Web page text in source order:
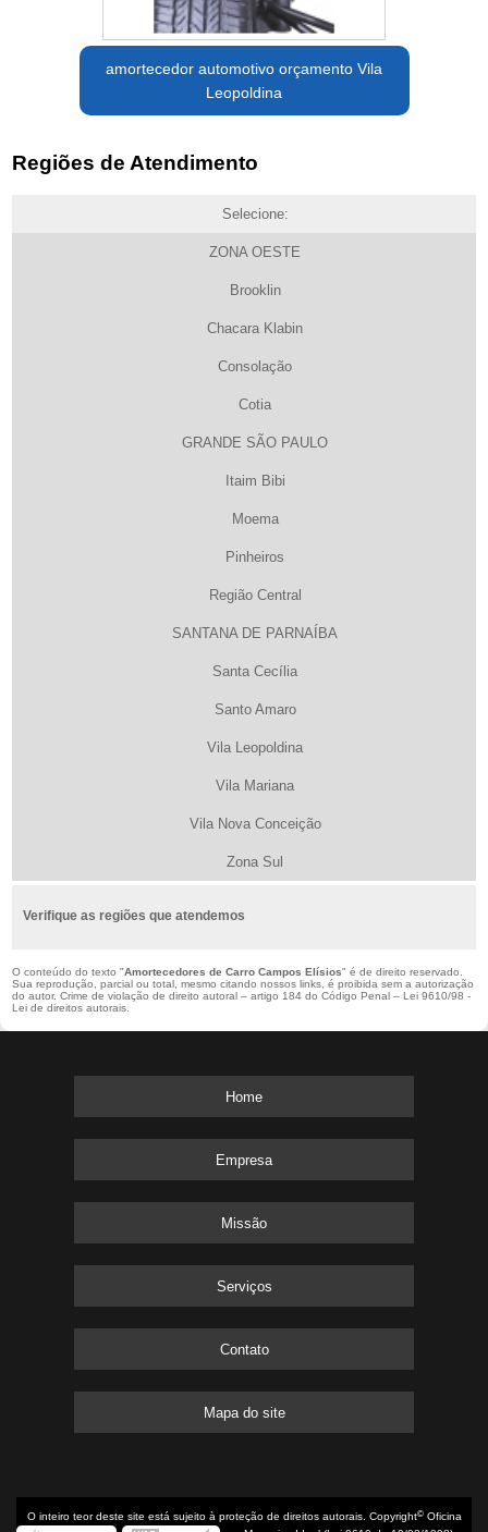
amortecedor automotivo orçamento Vila
Leopoldina
Regiões de Atendimento
Selecione:
ZONA OESTE
Brooklin
Chacara Klabin
Consolação
Cotia
GRANDE SÃO PAULO
Itaim Bibi
Moema
Pinheiros
Região Central
SANTANA DE PARNAÍBA
Santa Cecília
Santo Amaro
Vila Leopoldina
Vila Mariana
Vila Nova Conceição
Zona Sul
Verifique as regiões que atendemos
O conteúdo do texto "Amortecedores de Carro Campos Elísios" é de direito reservado.
Sua reprodução, parcial ou total, mesmo citando nossos links, é proibida sem a autorização
do autor. Crime de violação de direito autoral – artigo 184 do Código Penal – Lei 9610/98 -
Lei de direitos autorais.
Home
Empresa
Missão
Serviços
Contato
Mapa do site
O inteiro teor deste site está sujeito à proteção de direitos autorais. Copyright©Oficina